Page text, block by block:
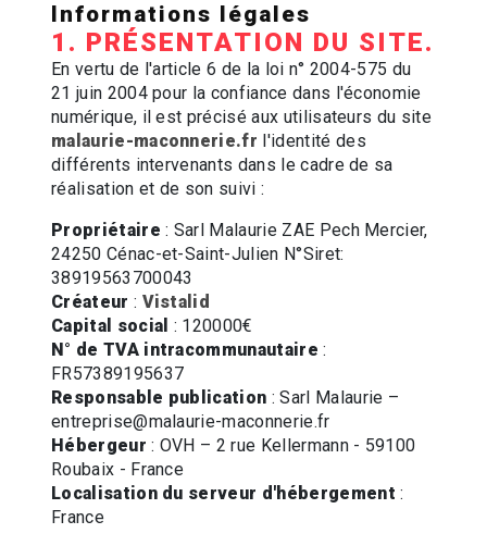
Informations légales
1. PRÉSENTATION DU SITE.
En vertu de l'article 6 de la loi n° 2004-575 du
21 juin 2004 pour la confiance dans l'économie
numérique, il est précisé aux utilisateurs du site
malaurie-maconnerie.fr l'identité des
différents intervenants dans le cadre de sa
réalisation et de son suivi :
Propriétaire : Sarl Malaurie ZAE Pech Mercier,
24250 Cénac-et-Saint-Julien N°Siret:
38919563700043
Créateur : Vistalid
Capital social : 120000€
N° de TVA intracommunautaire :
FR57389195637
Responsable publication : Sarl Malaurie –
entreprise@malaurie-maconnerie.fr
Hébergeur : OVH – 2 rue Kellermann - 59100
Roubaix - France
Localisation du serveur d'hébergement :
France